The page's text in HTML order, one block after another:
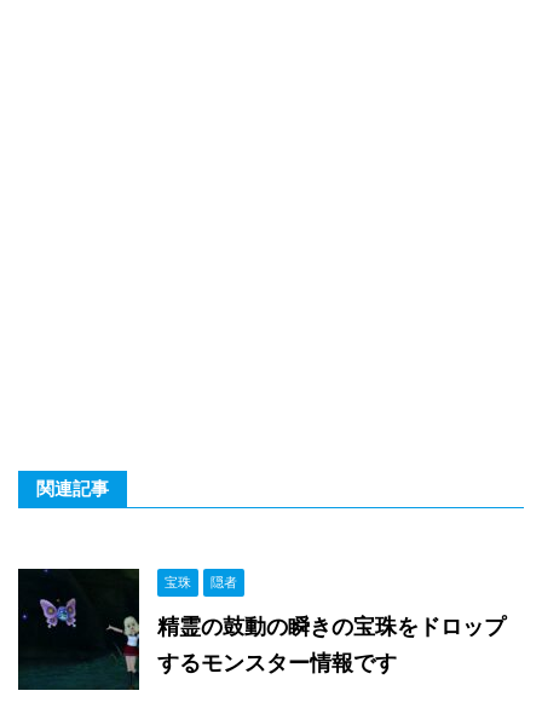
関連記事
宝珠 隠者
精霊の鼓動の瞬きの宝珠をドロップ
するモンスター情報です